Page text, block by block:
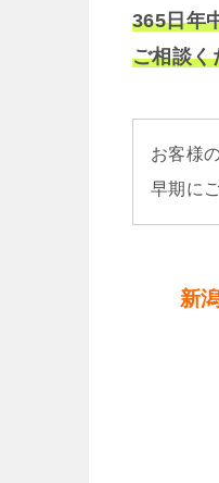
365日年
ご相談く
お客様
早期に
新